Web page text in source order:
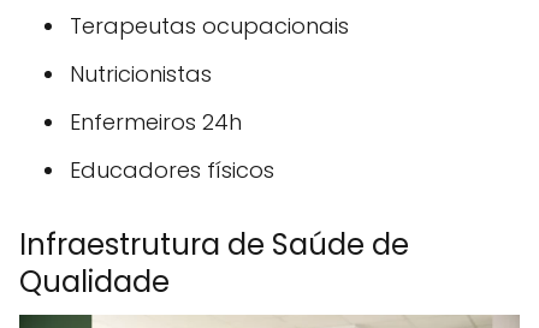
Terapeutas ocupacionais
Nutricionistas
Enfermeiros 24h
Educadores físicos
Infraestrutura de Saúde de
Qualidade